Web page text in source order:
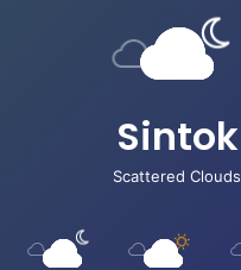
Sintok
Scattered Clouds